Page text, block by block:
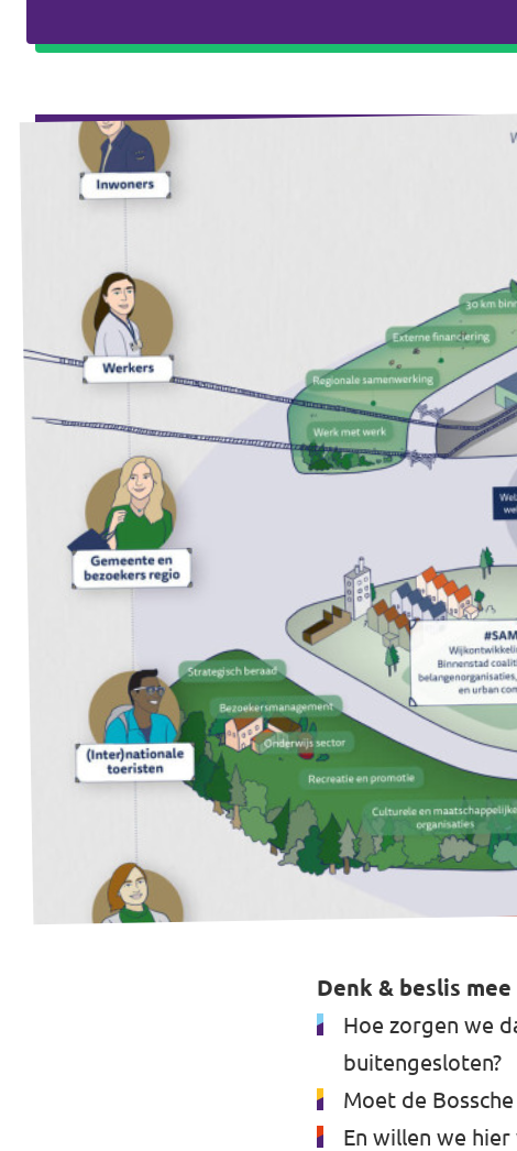
... alle gemeentes
Agenda
Steun Volt Brabant
Contact
Vacatures
Denk & beslis
Hoe zorgen we
buitengesloten?
Moet de
En willen we